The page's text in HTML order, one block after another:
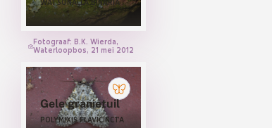
Visstaartjes (NOLIDAE)
Wortelboorders (HEPIALIDAE)
WATSONALLA BINARIA
Fotograaf: B.K. Wierda,
Waterloopbos, 21 mei 2012
Gele granietuil
POLYMIXIS FLAVICINCTA